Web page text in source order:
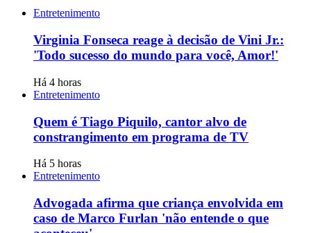
Entretenimento
Virginia Fonseca reage à decisão de Vini Jr.:
'Todo sucesso do mundo para você, Amor!'
Há 4 horas
Entretenimento
Quem é Tiago Piquilo, cantor alvo de
constrangimento em programa de TV
Há 5 horas
Entretenimento
Advogada afirma que criança envolvida em
caso de Marco Furlan 'não entende o que